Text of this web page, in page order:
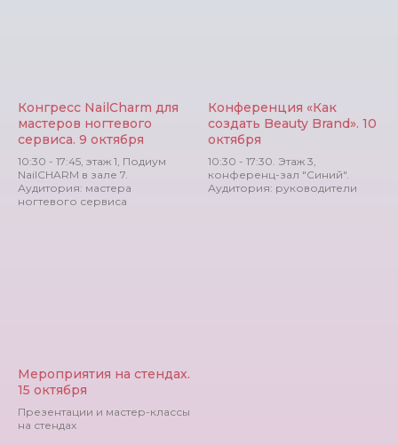
Конгресс NailСharm для
мастеров ногтевого
сервиса. 9 октября
10:30 - 17:45, этаж 1, Подиум
NailCHARM в зале 7.
Аудитория: мастера
ногтевого сервиса
Конференция «Как
создать Beauty Brand». 10
октября
10:30 - 17:30. Этаж 3,
конференц-зал "Синий".
Аудитория: руководители
Мероприятия на стендах.
15 октября
Презентации и мастер-классы
на стендах